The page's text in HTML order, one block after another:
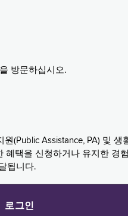
을 방문하십시오.
(Public Assistance, PA) 및 생
택을 신청하거나 유지한 경
됩니다.
로그인